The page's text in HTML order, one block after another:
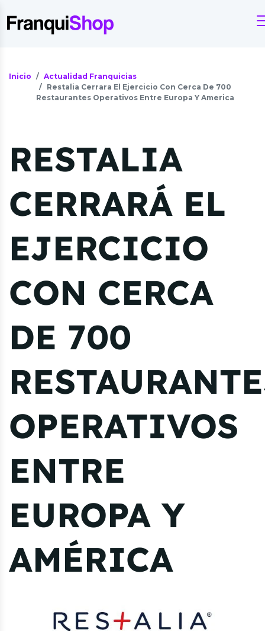
Inicio
Actualidad Franquicias
Restalia Cerrara El Ejercicio Con Cerca De 700
Restaurantes Operativos Entre Europa Y America
RESTALIA
CERRARÁ EL
EJERCICIO
CON CERCA
DE 700
OPERATIVOS
ENTRE
EUROPA Y
AMÉRICA